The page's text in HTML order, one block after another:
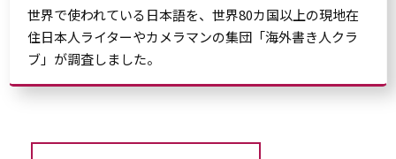
世界で使われている日本語を、世界80カ国以上の現地在
住日本人ライターやカメラマンの集団「海外書き人クラ
ブ」が調査しました。